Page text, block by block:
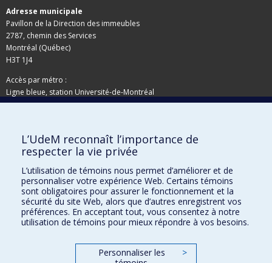
Adresse municipale
Pavillon de la Direction des immeubles
2787, chemin des Services
Montréal (Québec)
H3T 1J4
Accès par métro :
Ligne bleue, station Université-de-Montréal
Pavillon de la Direction des immeubles
C.P. 6128, succursale Centre-ville
Montréal (Québec)
H3C 3J7
Besoin d'aide ?
Joindre l'équipe
L’UdeM reconnaît l’importance de
respecter la vie privée
L’utilisation de témoins nous permet d’améliorer et de
personnaliser votre expérience Web. Certains témoins
sont obligatoires pour assurer le fonctionnement et la
sécurité du site Web, alors que d’autres enregistrent vos
préférences. En acceptant tout, vous consentez à notre
utilisation de témoins pour mieux répondre à vos besoins.
Personnaliser les
>